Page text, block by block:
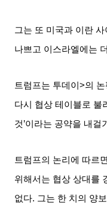
그는 또 미국과 이란
나쁘고 이스라엘에는
트럼프는 투데이>의
다시 협상 테이블로 불
것’이라는 공약을 내걸
트럼프의 논리에 따르
위해서는 협상 상대를
없다. 그는 한 치의 양